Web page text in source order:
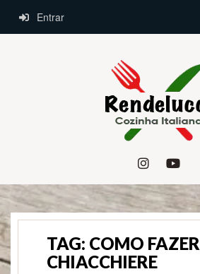
Entrar
TAG: COMO FAZER
CHIACCHIERE